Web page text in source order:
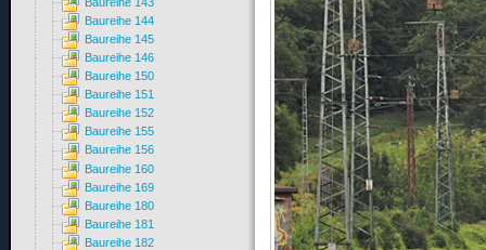
Baureihe 144
Baureihe 145
Baureihe 146
Baureihe 150
Baureihe 151
Baureihe 152
Baureihe 155
Baureihe 156
Baureihe 160
Baureihe 169
Baureihe 180
Baureihe 181
Baureihe 182